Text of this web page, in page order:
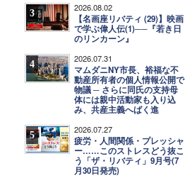
3 2026.08.02
【名画座リバティ (29)】映画
で学ぶ偉人伝(1)──『若き日
のリンカーン』
4 2026.07.31
マムダニNY市長、裕福な不
動産所有者の個人情報公開で
物議 ─ さらに同氏の支持母
体には親中活動家も入り込
み、共産主義へばく進
5 2026.07.27
疲労・人間関係・プレッシャ
ー……このストレスどう抜こ
う「ザ・リバティ」9月号(7
月30日発売)